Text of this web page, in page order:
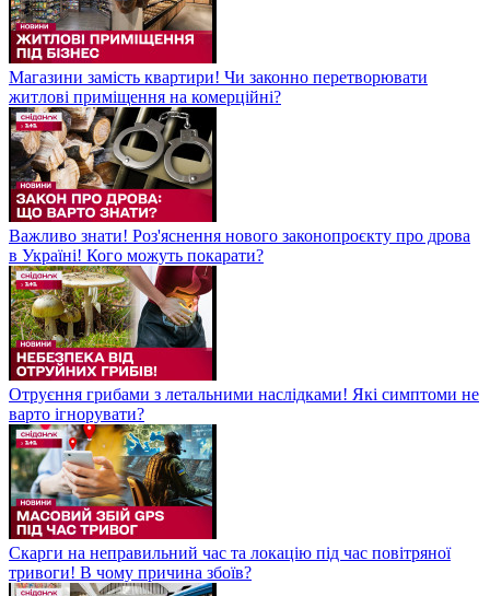
Магазини замість квартири! Чи законно перетворювати
житлові приміщення на комерційні?
Важливо знати! Роз'яснення нового законопроєкту про дрова
в Україні! Кого можуть покарати?
Отруєння грибами з летальними наслідками! Які симптоми не
варто ігнорувати?
Скарги на неправильний час та локацію під час повітряної
тривоги! В чому причина збоїв?